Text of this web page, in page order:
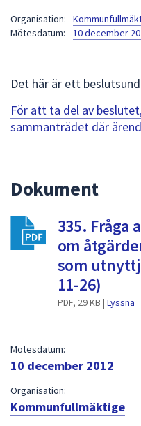
Organisation:
Mötesdatum:
10 december
Det här är ett
För att ta del av
sammanträdet där
Dokument
335. Fråga
om
som
11-26)
PDF, 29 KB | Lyssna
Mötesdatum:
10 december 2012
Organisation:
Kommunfullmäktige